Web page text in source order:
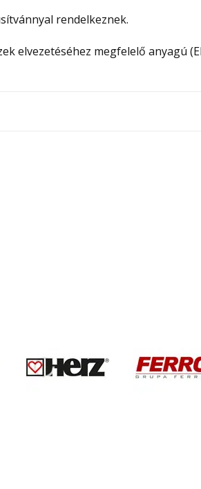
rendelkeznek.
elvezetéséhez megfelelő anyagú